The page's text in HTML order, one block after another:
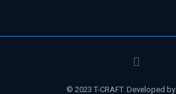
© 2023 T-CRAFT. Developed by